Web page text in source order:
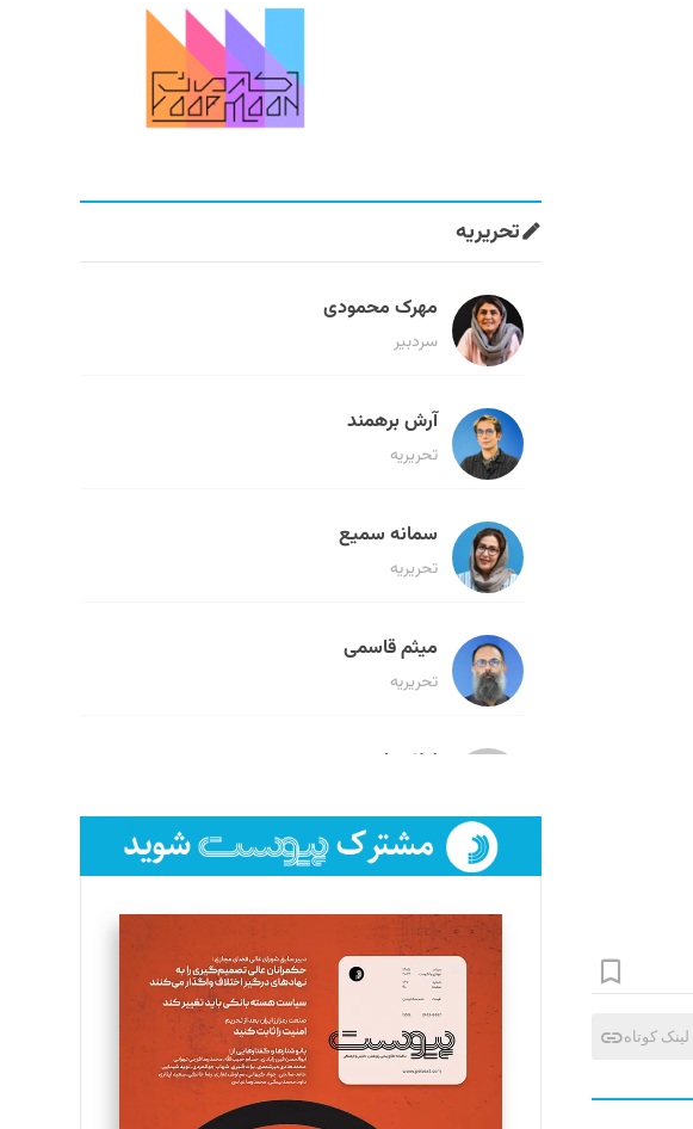
لینک کوتاه
تحریریه
مهرک محمودی
سردبیر
آرش برهمند
تحریریه
سمانه سمیع
تحریریه
میثم قاسمی
تحریریه
لیلا حنارود
فائزه فتحی رستمی
تحریریه
سروش کرمیان
تحریریه
مینا پاکدل